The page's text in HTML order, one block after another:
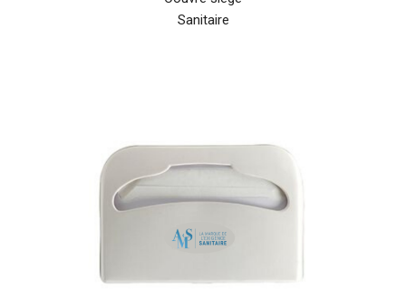
Sanitaire